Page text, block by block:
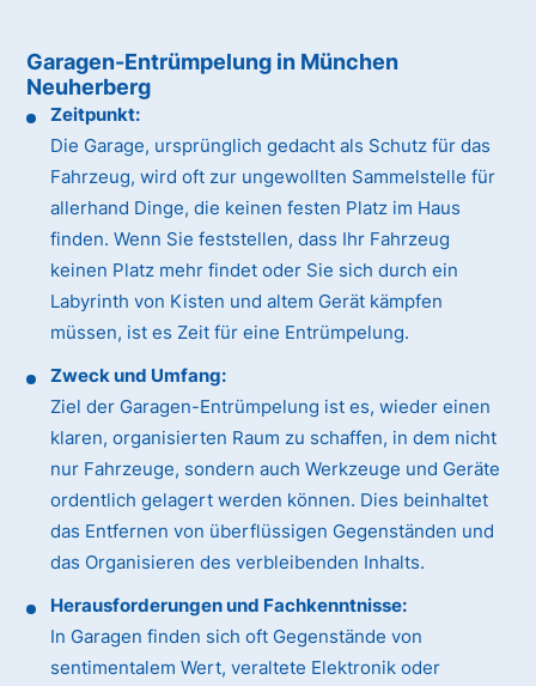
Garagen-Entrümpelung in München
Neuherberg
Zeitpunkt:
Die Garage, ursprünglich gedacht als Schutz für das
Fahrzeug, wird oft zur ungewollten Sammelstelle für
allerhand Dinge, die keinen festen Platz im Haus
finden. Wenn Sie feststellen, dass Ihr Fahrzeug
keinen Platz mehr findet oder Sie sich durch ein
Labyrinth von Kisten und altem Gerät kämpfen
müssen, ist es Zeit für eine Entrümpelung.
Zweck und Umfang:
Ziel der Garagen-Entrümpelung ist es, wieder einen
klaren, organisierten Raum zu schaffen, in dem nicht
nur Fahrzeuge, sondern auch Werkzeuge und Geräte
ordentlich gelagert werden können. Dies beinhaltet
das Entfernen von überflüssigen Gegenständen und
das Organisieren des verbleibenden Inhalts.
Herausforderungen und Fachkenntnisse:
In Garagen finden sich oft Gegenstände von
sentimentalem Wert, veraltete Elektronik oder